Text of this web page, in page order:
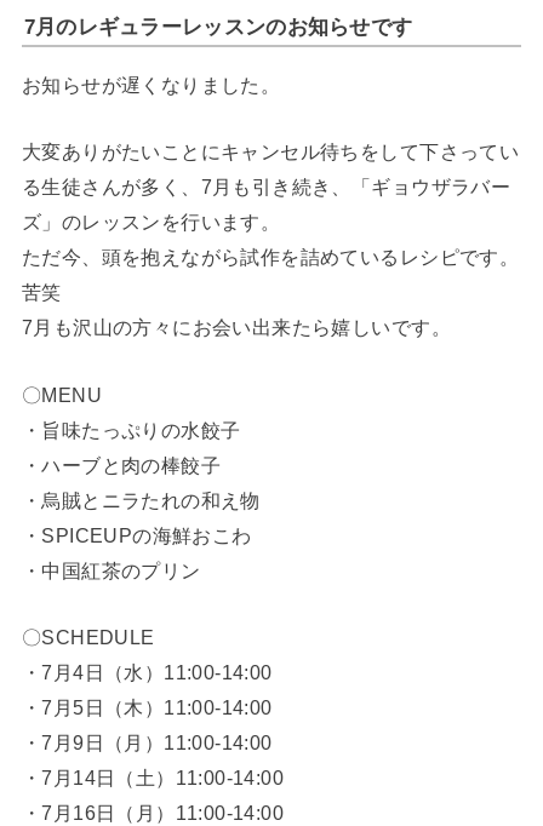
7月のレギュラーレッスンのお知らせです
お知らせが遅くなりました。
大変ありがたいことにキャンセル待ちをして下さってい
る生徒さんが多く、7月も引き続き、「ギョウザラバー
ズ」のレッスンを行います。
ただ今、頭を抱えながら試作を詰めているレシピです。
苦笑
7月も沢山の方々にお会い出来たら嬉しいです。
〇MENU
・旨味たっぷりの水餃子
・ハーブと肉の棒餃子
・烏賊とニラたれの和え物
・SPICEUPの海鮮おこわ
・中国紅茶のプリン
〇SCHEDULE
・7月4日（水）11:00-14:00
・7月5日（木）11:00-14:00
・7月9日（月）11:00-14:00
・7月14日（土）11:00-14:00
・7月16日（月）11:00-14:00